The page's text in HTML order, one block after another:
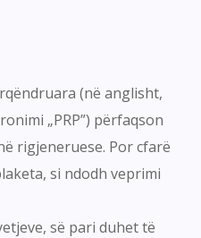
(në anglisht,
„PRP”) përfaqson
rigjeneruese. Por cfarë
si ndodh veprimi
së pari duhet të